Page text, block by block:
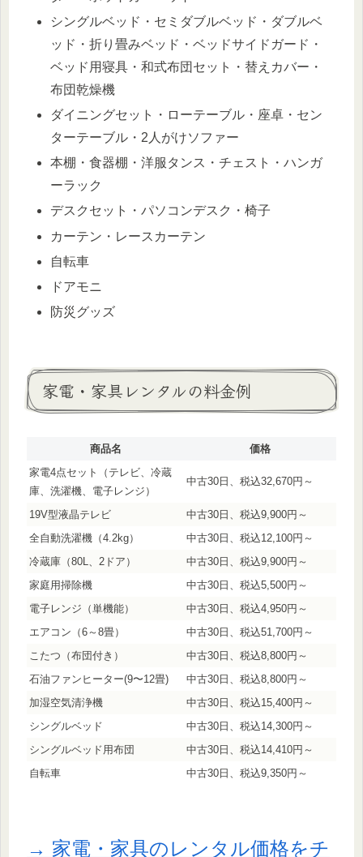
シングルベッド・セミダブルベッド・ダブルベ
ッド・折り畳みベッド・ベッドサイドガード・
ベッド用寝具・和式布団セット・替えカバー・
布団乾燥機
ダイニングセット・ローテーブル・座卓・セン
ターテーブル・2人がけソファー
本棚・食器棚・洋服タンス・チェスト・ハンガ
ーラック
デスクセット・パソコンデスク・椅子
カーテン・レースカーテン
自転車
ドアモニ
防災グッズ
家電・家具レンタルの料金例
商品名
価格
家電4点セット（テレビ、冷蔵
庫、洗濯機、電子レンジ）
中古30日、税込32,670円～
19V型液晶テレビ
中古30日、税込9,900円～
全自動洗濯機（4.2kg）
中古30日、税込12,100円～
冷蔵庫（80L、2ドア）
中古30日、税込9,900円～
家庭用掃除機
中古30日、税込5,500円～
電子レンジ（単機能）
中古30日、税込4,950円～
エアコン（6～8畳）
中古30日、税込51,700円～
こたつ（布団付き）
中古30日、税込8,800円～
石油ファンヒーター(9〜12畳)
中古30日、税込8,800円～
加湿空気清浄機
中古30日、税込15,400円～
シングルベッド
中古30日、税込14,300円～
シングルベッド用布団
中古30日、税込14,410円～
自転車
中古30日、税込9,350円～
→ 家電・家具のレンタル価格をチ